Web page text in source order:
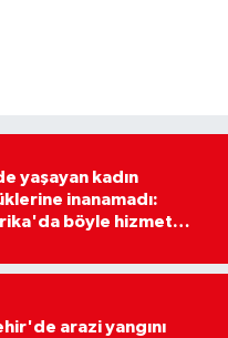
yaşayan kadın
inanamadı:
böyle hizmet
arazi yangını